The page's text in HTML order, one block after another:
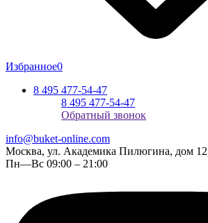
Избранное0
8 495 477-54-47
8 495 477-54-47
Обратный звонок
info@buket-online.com
Москва, ул. Академика Пилюгина, дом
Пн—Вс 09:00 – 21:00